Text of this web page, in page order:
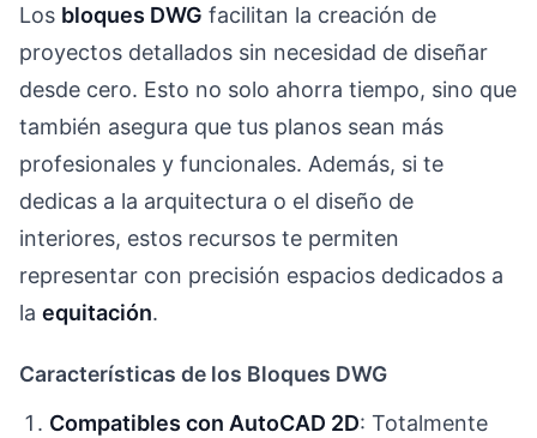
Los bloques DWG facilitan la creación de
proyectos detallados sin necesidad de diseñar
desde cero. Esto no solo ahorra tiempo, sino que
también asegura que tus planos sean más
profesionales y funcionales. Además, si te
dedicas a la arquitectura o el diseño de
interiores, estos recursos te permiten
representar con precisión espacios dedicados a
la equitación.
Características de los Bloques DWG
Compatibles con AutoCAD 2D: Totalmente